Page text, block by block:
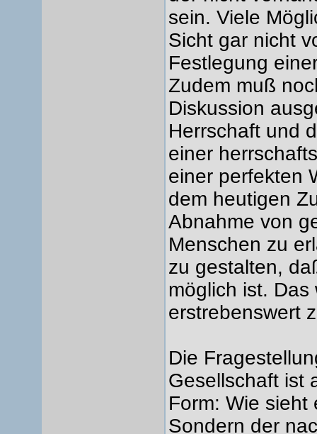
sein. Viele
Sicht gar nicht
Festlegung
Zudem muß
Diskussion
Herrschaft und
einer
einer perfekten
dem heutigen
Abnahme von
Menschen zu
zu gestalten,
möglich ist.
erstrebenswert
Die
Gesellschaft ist
Form: Wie
Sondern der